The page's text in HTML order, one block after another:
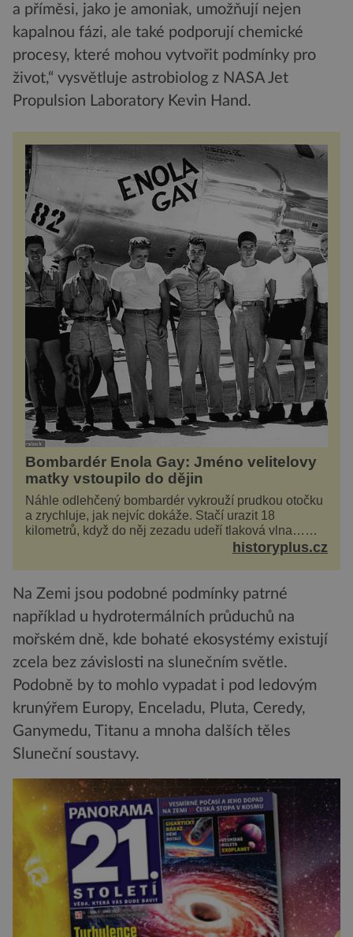
a příměsi, jako je amoniak, umožňují nejen
kapalnou fázi, ale také podporují chemické
procesy, které mohou vytvořit podmínky pro
život,“ vysvětluje astrobiolog z NASA Jet
Propulsion Laboratory Kevin Hand.
Bombardér Enola Gay: Jméno velitelovy
matky vstoupilo do dějin
Náhle odlehčený bombardér vykrouží prudkou otočku
a zrychluje, jak nejvíc dokáže. Stačí urazit 18
kilometrů, když do něj zezadu udeří tlaková vlna…
Americké rozhodnutí svrhnout ničivou jadernou
historyplus.cz
Na Zemi jsou podobné podmínky patrné
například u hydrotermálních průduchů na
mořském dně, kde bohaté ekosystémy existují
zcela bez závislosti na slunečním světle.
Podobně by to mohlo vypadat i pod ledovým
krunýřem Europy, Enceladu, Pluta, Ceredy,
Ganymedu, Titanu a mnoha dalších těles
Sluneční soustavy.